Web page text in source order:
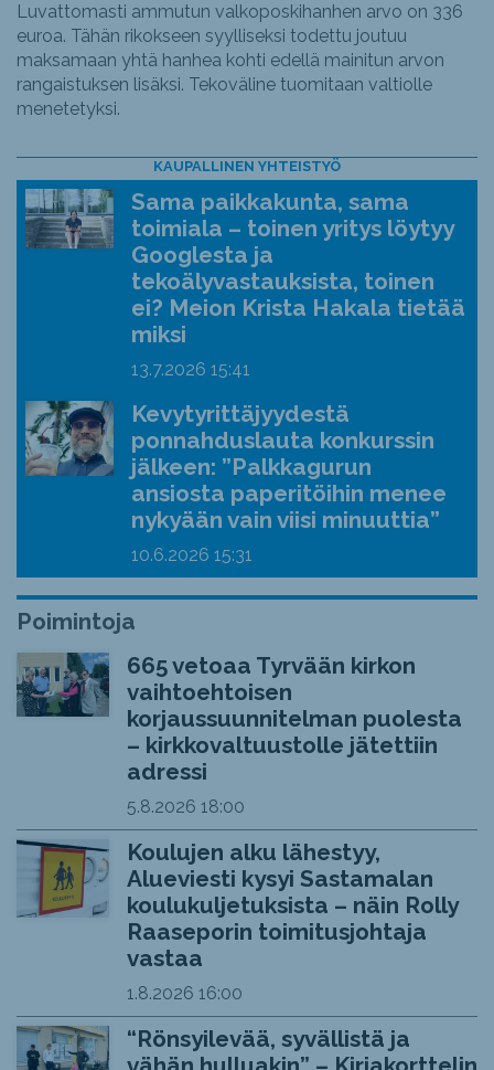
Luvattomasti ammutun valkoposkihanhen arvo on 336
euroa. Tähän rikokseen syylliseksi todettu joutuu
maksamaan yhtä hanhea kohti edellä mainitun arvon
rangaistuksen lisäksi. Tekoväline tuomitaan valtiolle
menetetyksi.
KAUPALLINEN YHTEISTYÖ
Sama paikkakunta, sama
toimiala – toinen yritys löytyy
Googlesta ja
tekoälyvastauksista, toinen
ei? Meion Krista Hakala tietää
miksi
13.7.2026 15:41
Kevytyrittäjyydestä
ponnahduslauta konkurssin
jälkeen: ”Palkkagurun
ansiosta paperitöihin menee
nykyään vain viisi minuuttia”
10.6.2026 15:31
Poimintoja
665 vetoaa Tyrvään kirkon
vaihtoehtoisen
korjaussuunnitelman puolesta
– kirkkovaltuustolle jätettiin
adressi
5.8.2026 18:00
Koulujen alku lähestyy,
Alueviesti kysyi Sastamalan
koulukuljetuksista – näin Rolly
Raaseporin toimitusjohtaja
vastaa
1.8.2026 16:00
“Rönsyilevää, syvällistä ja